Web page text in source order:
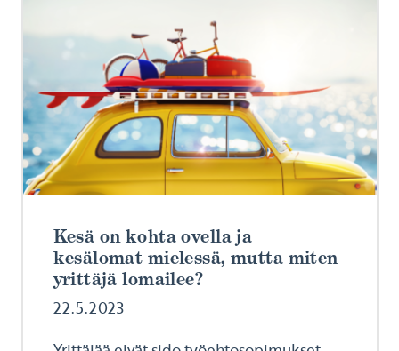
Kesä on kohta ovella ja
kesälomat mielessä, mutta miten
yrittäjä lomailee?
22.5.2023